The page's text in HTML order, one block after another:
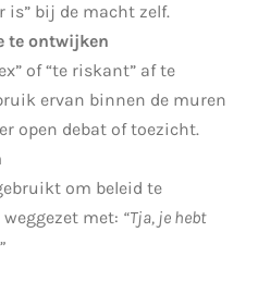
is” bij de macht zelf.
te ontwijken
of “te riskant” af te
ervan binnen de muren
open debat of toezicht.
om beleid te
met: “Tja, je hebt